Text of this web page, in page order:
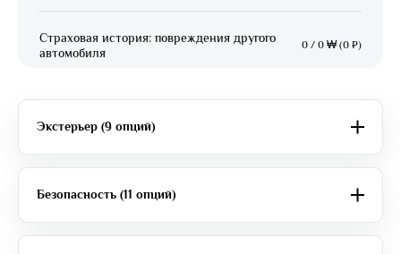
Страховая история: повреждения другого
автомобиля
0 / 0 ₩ (0 ₽)
Экстерьер (9 опций)
Безопасность (11 опций)